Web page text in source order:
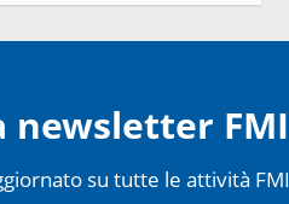
newsletter FMI
su tutte le attività FMI